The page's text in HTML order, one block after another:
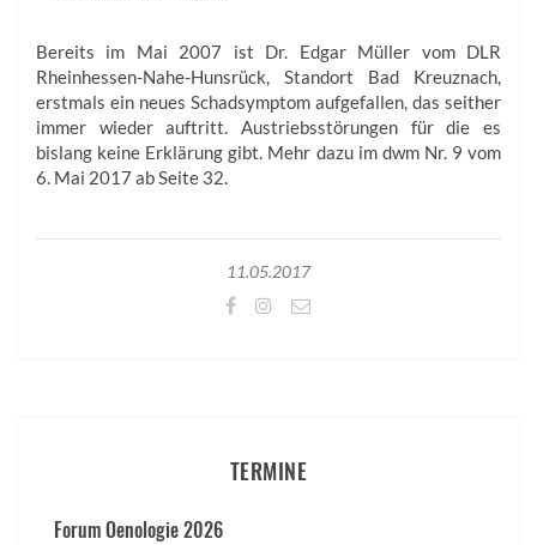
Bereits im Mai 2007 ist Dr. Edgar Müller vom DLR
Rheinhessen-Nahe-Hunsrück, Standort Bad Kreuznach,
erstmals ein neues Schadsymptom aufgefallen, das seither
immer wieder auftritt. Austriebsstörungen für die es
bislang keine Erklärung gibt. Mehr dazu im dwm Nr. 9 vom
6. Mai 2017 ab Seite 32.
11.05.2017
TERMINE
Forum Oenologie 2026